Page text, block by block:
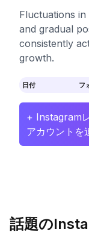
Fluctuations
and gradual
consistently
growth.
日付 フ
+ Instagram
アカウントを
話題の